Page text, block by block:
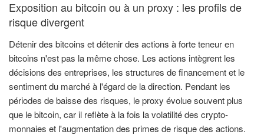
Exposition au bitcoin ou à un proxy : les profils de
risque divergent
Détenir des bitcoins et détenir des actions à forte teneur en
bitcoins n'est pas la même chose. Les actions intègrent les
décisions des entreprises, les structures de financement et le
sentiment du marché à l'égard de la direction. Pendant les
périodes de baisse des risques, le proxy évolue souvent plus
que le bitcoin, car il reflète à la fois la volatilité des crypto-
monnaies et l'augmentation des primes de risque des actions.